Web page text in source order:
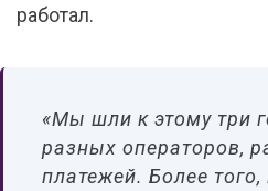
работал.
«Мы шли к этому три
разных операторов,
платежей. Более